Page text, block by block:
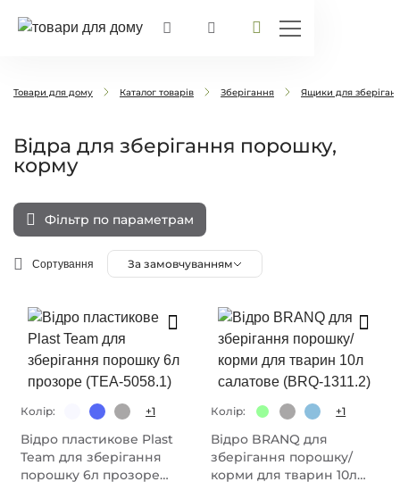
Товари для дому Каталог товарів Зберігання Ящики для
Відра для зберігання порошку,
корму
Фільтр по параметрам
Сортування За замовчуванням
Колір: +1
Відро пластикове Plast
Team для зберігання
порошку 6л прозоре
Колір: +1
Відро BRANQ для
зберігання порошку/
корми для тварин 10л